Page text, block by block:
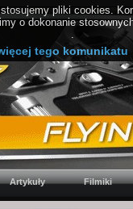
pliki cookies.
o dokonanie
.
tego komunikatu
Artykuły Filmiki